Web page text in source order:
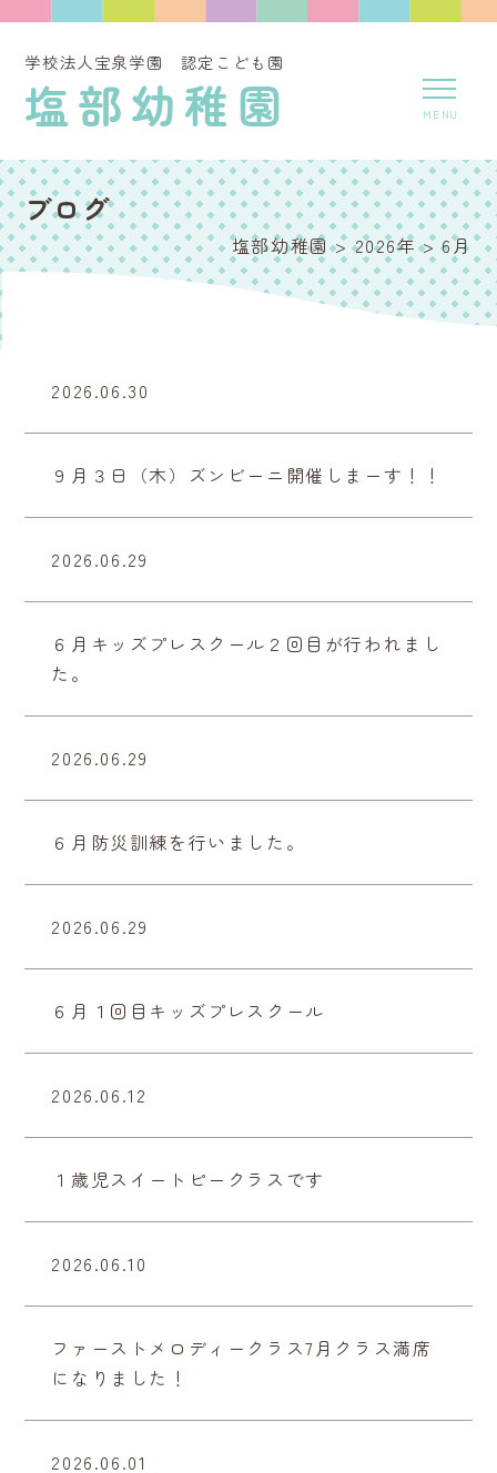
学校法人宝泉学園 認定こども園
塩部幼稚園
ブログ
塩部幼稚園>2026年>6月
2026.06.30
９月３日（木）ズンビーニ開催しまーす！！
2026.06.29
６月キッズプレスクール２回目が行われまし
た。
2026.06.29
６月防災訓練を行いました。
2026.06.29
６月１回目キッズプレスクール
2026.06.12
１歳児スイートピークラスです
2026.06.10
ファーストメロディークラス7月クラス満席
になりました！
2026.06.01